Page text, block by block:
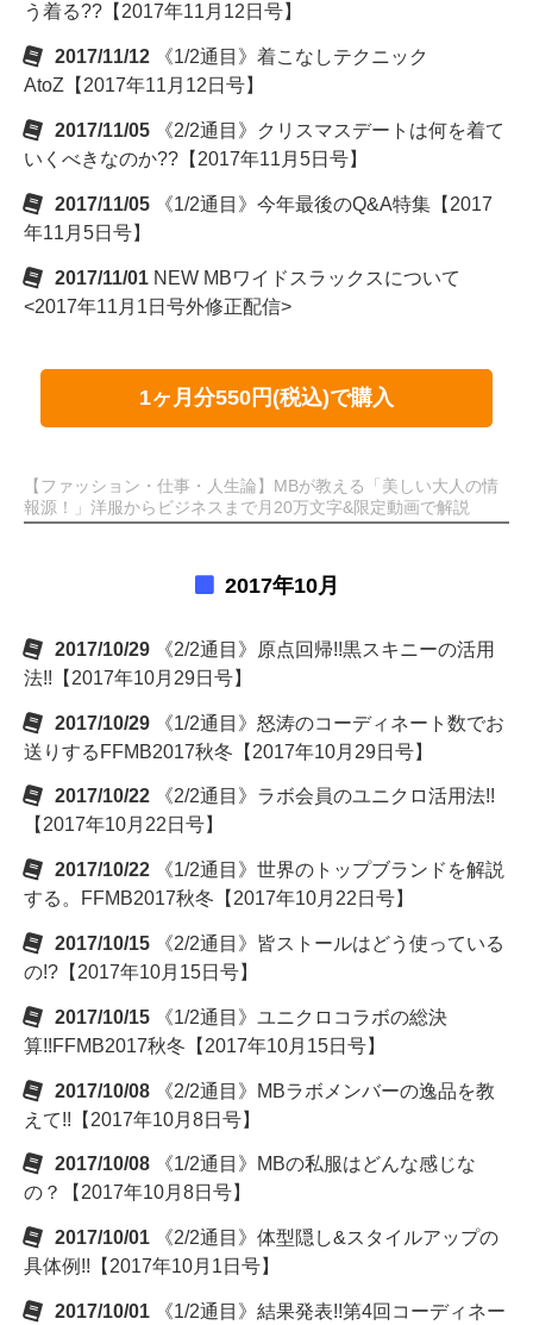
う着る??【2017年11月12日号】
2017/11/12
《1/2通目》着こなしテクニック
AtoZ【2017年11月12日号】
2017/11/05
《2/2通目》クリスマスデートは何を着て
いくべきなのか??【2017年11月5日号】
2017/11/05
《1/2通目》今年最後のQ&A特集【2017
年11月5日号】
2017/11/01 NEW MBワイドスラックスについて
<2017年11月1日号外修正配信>
1ヶ月分550円(税込)で購入
【ファッション・仕事・人生論】MBが教える「美しい大人の情
報源！」洋服からビジネスまで月20万文字&限定動画で解説
2017年10月
2017/10/29
《2/2通目》原点回帰!!黒スキニーの活用
法!!【2017年10月29日号】
2017/10/29
《1/2通目》怒涛のコーディネート数でお
送りするFFMB2017秋冬【2017年10月29日号】
2017/10/22
《2/2通目》ラボ会員のユニクロ活用法!!
【2017年10月22日号】
2017/10/22
《1/2通目》世界のトップブランドを解説
する。FFMB2017秋冬【2017年10月22日号】
2017/10/15
《2/2通目》皆ストールはどう使っている
の!?【2017年10月15日号】
2017/10/15
《1/2通目》ユニクロコラボの総決
算!!FFMB2017秋冬【2017年10月15日号】
2017/10/08
《2/2通目》MBラボメンバーの逸品を教
えて!!【2017年10月8日号】
2017/10/08
《1/2通目》MBの私服はどんな感じな
の？【2017年10月8日号】
2017/10/01
《2/2通目》体型隠し&スタイルアップの
具体例!!【2017年10月1日号】
2017/10/01 《1/2通目》結果発表!!第4回コーディネー